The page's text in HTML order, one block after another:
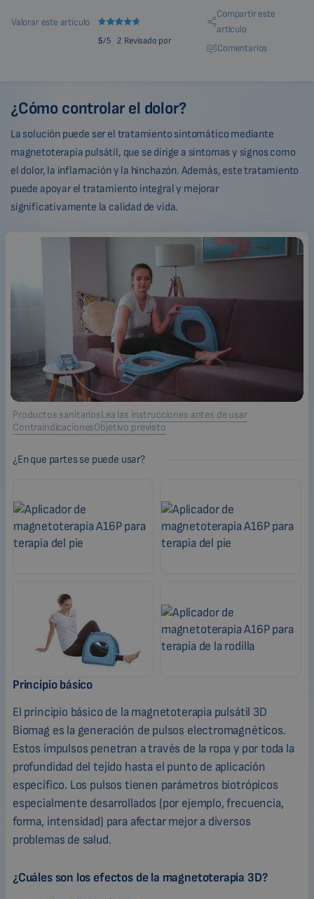
Valorar este artículo
5/5 2 Revisado por
Compartir este
artículo
Comentarios
¿Cómo controlar el dolor?
La solución puede ser el tratamiento sintomático mediante
magnetoterapia pulsátil, que se dirige a síntomas y signos como
el dolor, la inflamación y la hinchazón. Además, este tratamiento
puede apoyar el tratamiento integral y mejorar
significativamente la calidad de vida.
Productos sanitariosLea las instrucciones antes de usar
ContraindicacionesObjetivo previsto
¿En que partes se puede usar?
Principio básico
El principio básico de la magnetoterapia pulsátil 3D
Biomag es la generación de pulsos electromagnéticos.
Estos impulsos penetran a través de la ropa y por toda la
profundidad del tejido hasta el punto de aplicación
específico. Los pulsos tienen parámetros biotrópicos
especialmente desarrollados (por ejemplo, frecuencia,
forma, intensidad) para afectar mejor a diversos
problemas de salud.
¿Cuáles son los efectos de la magnetoterapia 3D?